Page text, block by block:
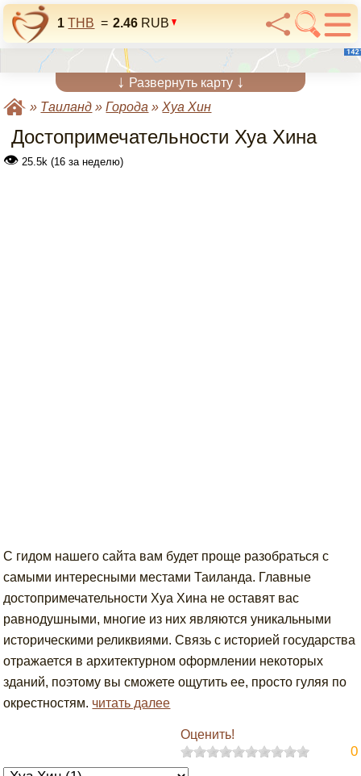
1 THB = 2.46 RUB
↓ Развернуть карту ↓
» Таиланд »Города »Хуа Хин
Достопримечательности Хуа Хина
👁 25.5k (16 за неделю)
С гидом нашего сайта вам будет проще разобраться с
самыми интересными местами Таиланда. Главные
достопримечательности Хуа Хина не оставят вас
равнодушными, многие из них являются уникальными
историческими реликвиями. Связь с историей государства
отражается в архитектурном оформлении некоторых
зданий, поэтому вы сможете ощутить ее, просто гуляя по
окрестностям. читать далее
Оценить!
0